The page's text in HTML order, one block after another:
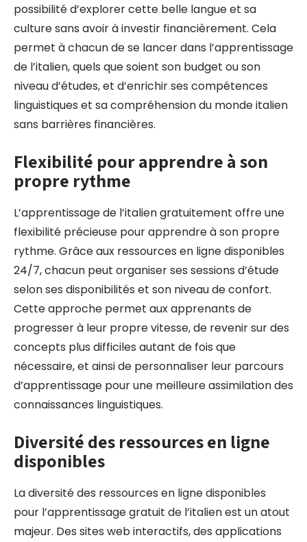
possibilité d’explorer cette belle langue et sa
culture sans avoir à investir financièrement. Cela
permet à chacun de se lancer dans l’apprentissage
de l’italien, quels que soient son budget ou son
niveau d’études, et d’enrichir ses compétences
linguistiques et sa compréhension du monde italien
sans barrières financières.
Flexibilité pour apprendre à son
propre rythme
L’apprentissage de l’italien gratuitement offre une
flexibilité précieuse pour apprendre à son propre
rythme. Grâce aux ressources en ligne disponibles
24/7, chacun peut organiser ses sessions d’étude
selon ses disponibilités et son niveau de confort.
Cette approche permet aux apprenants de
progresser à leur propre vitesse, de revenir sur des
concepts plus difficiles autant de fois que
nécessaire, et ainsi de personnaliser leur parcours
d’apprentissage pour une meilleure assimilation des
connaissances linguistiques.
Diversité des ressources en ligne
disponibles
La diversité des ressources en ligne disponibles
pour l’apprentissage gratuit de l’italien est un atout
majeur. Des sites web interactifs, des applications